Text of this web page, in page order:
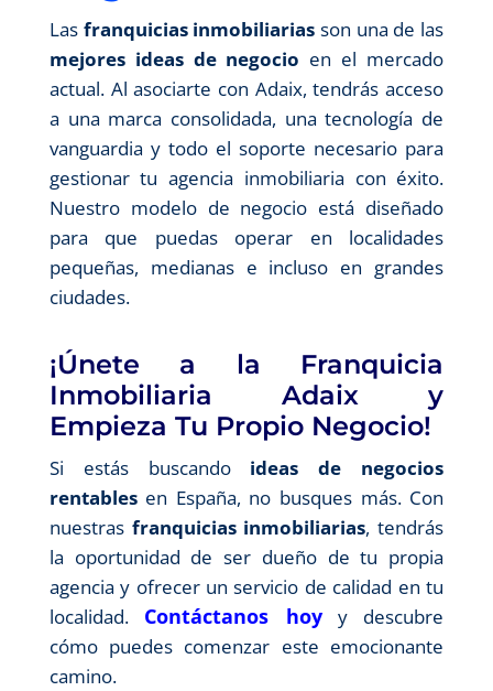
Las franquicias inmobiliarias son una de las
mejores ideas de negocio en el mercado
actual. Al asociarte con Adaix, tendrás acceso
a una marca consolidada, una tecnología de
vanguardia y todo el soporte necesario para
gestionar tu agencia inmobiliaria con éxito.
Nuestro modelo de negocio está diseñado
para que puedas operar en localidades
pequeñas, medianas e incluso en grandes
ciudades.
¡Únete a la Franquicia
Inmobiliaria Adaix y
Empieza Tu Propio Negocio!
Si estás buscando ideas de negocios
rentablesen España, no busques más. Con
nuestras franquicias inmobiliarias, tendrás
la oportunidad de ser dueño de tu propia
agencia y ofrecer un servicio de calidad en tu
localidad. Contáctanos hoyy descubre
cómo puedes comenzar este emocionante
camino.